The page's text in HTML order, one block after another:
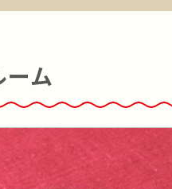
鍋 韓食
蒸す あえる
ム